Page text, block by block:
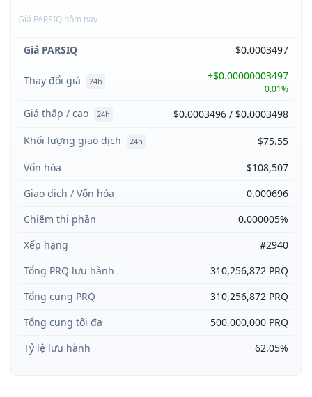
Giá PARSIQ hôm nay
Giá PARSIQ $0.0003497
Thay đổi giá 24h +$0.00000003497
0.01%
Giá thấp / cao 24h
$0.0003496 / $0.0003498
Khối lượng giao dịch
24h
$75.55
Vốn hóa
$108,507
Giao dịch / Vốn hóa
0.000696
Chiếm thị phần
0.000005%
Xếp hạng
#2940
Tổng PRQ lưu hành
310,256,872 PRQ
Tổng cung PRQ
310,256,872 PRQ
Tổng cung tối đa
500,000,000 PRQ
Tỷ lệ lưu hành
62.05%